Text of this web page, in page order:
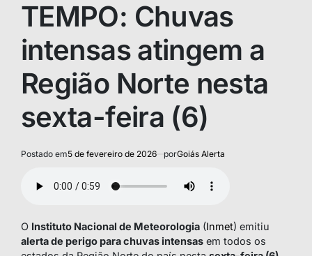
TEMPO: Chuvas
intensas atingem a
Região Norte nesta
sexta-feira (6)
Postado em5 de fevereiro de 2026 porGoiás Alerta
O Instituto Nacional de Meteorologia (Inmet) emitiu
alerta de perigo para chuvas intensas em todos os